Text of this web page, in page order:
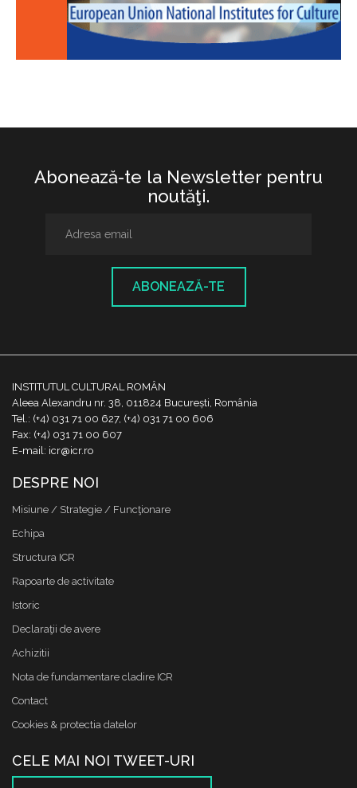
Abonează-te la Newsletter pentru
noutăţi.
ABONEAZĂ-TE
INSTITUTUL CULTURAL ROMÂN
Aleea Alexandru nr. 38, 011824 București, România
Tel.: (+4) 031 71 00 627, (+4) 031 71 00 606
Fax: (+4) 031 71 00 607
E-mail: icr@icr.ro
DESPRE NOI
Misiune / Strategie / Funcţionare
Echipa
Structura ICR
Rapoarte de activitate
Istoric
Declaraţii de avere
Achizitii
Nota de fundamentare cladire ICR
Contact
Cookies & protectia datelor
CELE MAI NOI TWEET-URI